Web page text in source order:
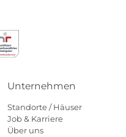
Unternehmen
Standorte / Häuser
Job & Karriere
Über uns